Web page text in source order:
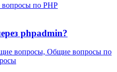
по PHP
phpadmin?
вопросы, Общие вопросы по